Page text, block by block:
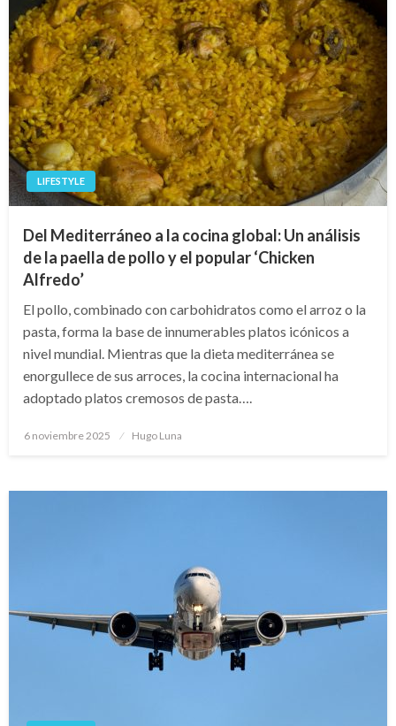
LIFESTYLE
Del Mediterráneo a la cocina global: Un análisis
de la paella de pollo y el popular ‘Chicken
Alfredo’
El pollo, combinado con carbohidratos como el arroz o la
pasta, forma la base de innumerables platos icónicos a
nivel mundial. Mientras que la dieta mediterránea se
enorgullece de sus arroces, la cocina internacional ha
adoptado platos cremosos de pasta….
Publicado
6 noviembre 2025 Hugo Luna